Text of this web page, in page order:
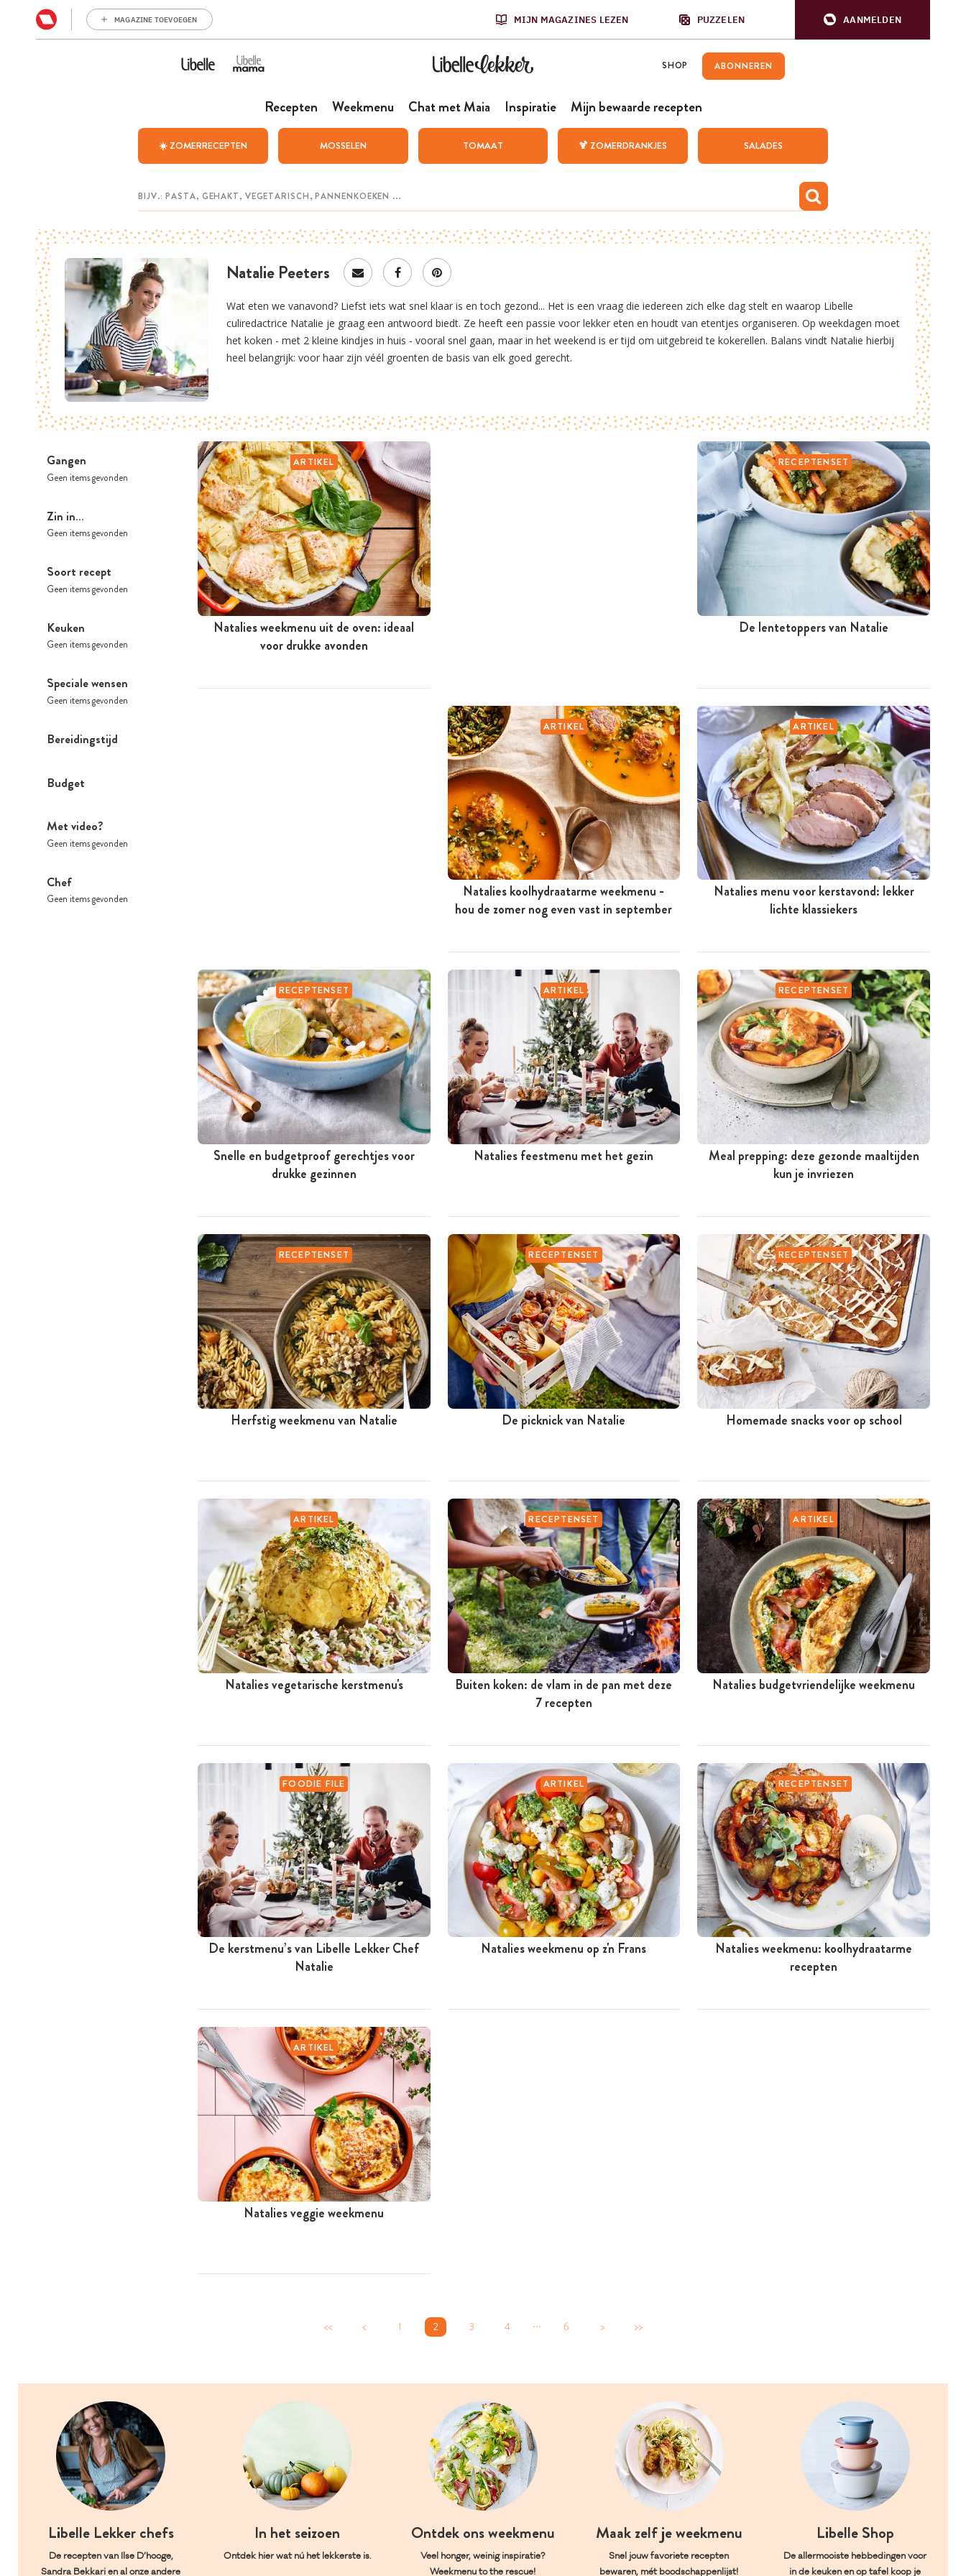
MAGAZINE TOEVOEGEN MIJN MAGAZINES LEZEN PUZZELEN AANMELDEN
SHOP ABONNEREN
Recepten Weekmenu Chat met Maia Inspiratie Mijn bewaarde recepten
☀️ ZOMERRECEPTEN MOSSELEN TOMAAT 🍹 ZOMERDRANKJES SALADES
Natalie Peeters
Wat eten we vanavond? Liefst iets wat snel klaar is en toch gezond... Het is een vraag die iedereen zich elke dag stelt en waarop Libelle
culiredactrice Natalie je graag een antwoord biedt. Ze heeft een passie voor lekker eten en houdt van etentjes organiseren. Op weekdagen moet
het koken - met 2 kleine kindjes in huis - vooral snel gaan, maar in het weekend is er tijd om uitgebreid te kokerellen. Balans vindt Natalie hierbij
heel belangrijk: voor haar zijn véél groenten de basis van elk goed gerecht.
Gangen
Geen items gevonden
Zin in…
Geen items gevonden
Soort recept
Geen items gevonden
Keuken
Geen items gevonden
Speciale wensen
Geen items gevonden
Bereidingstijd
Budget
Met video?
Geen items gevonden
Chef
Geen items gevonden
ARTIKEL
Natalies weekmenu uit de oven: ideaal
voor drukke avonden
RECEPTENSET
De lentetoppers van Natalie
ARTIKEL
Natalies koolhydraatarme weekmenu -
hou de zomer nog even vast in september
ARTIKEL
Natalies menu voor kerstavond: lekker
lichte klassiekers
RECEPTENSET
Snelle en budgetproof gerechtjes voor
drukke gezinnen
ARTIKEL
Natalies feestmenu met het gezin
RECEPTENSET
Meal prepping: deze gezonde maaltijden
kun je invriezen
RECEPTENSET
Herfstig weekmenu van Natalie
RECEPTENSET
De picknick van Natalie
RECEPTENSET
Homemade snacks voor op school
ARTIKEL
Natalies vegetarische kerstmenu's
RECEPTENSET
Buiten koken: de vlam in de pan met deze
7 recepten
ARTIKEL
Natalies budgetvriendelijke weekmenu
FOODIE FILE
De kerstmenu’s van Libelle Lekker Chef
Natalie
ARTIKEL
Natalies weekmenu op z'n Frans
RECEPTENSET
Natalies weekmenu: koolhydraatarme
recepten
ARTIKEL
Natalies veggie weekmenu
<< < 1 2 3 4 ... 6 > >>
Libelle Lekker chefs
De recepten van Ilse D’hooge,
Sandra Bekkari en al onze andere
In het seizoen
Ontdek hier wat nú het lekkerste is.
Ontdek ons weekmenu
Veel honger, weinig inspiratie?
Weekmenu to the rescue!
Maak zelf je weekmenu
Snel jouw favoriete recepten
bewaren, mét boodschappenlijst!
Libelle Shop
De allermooiste hebbedingen voor
in de keuken en op tafel koop je